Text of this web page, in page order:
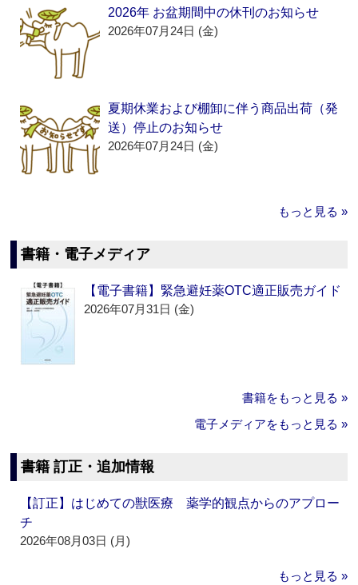
2026年 お盆期間中の休刊のお知らせ
2026年07月24日 (金)
夏期休業および棚卸に伴う商品出荷（発
送）停止のお知らせ
2026年07月24日 (金)
もっと見る »
書籍・電子メディア
【電子書籍】緊急避妊薬OTC適正販売ガイド
2026年07月31日 (金)
書籍をもっと見る »
電子メディアをもっと見る »
書籍 訂正・追加情報
【訂正】はじめての獣医療 薬学的観点からのアプロー
チ
2026年08月03日 (月)
もっと見る »